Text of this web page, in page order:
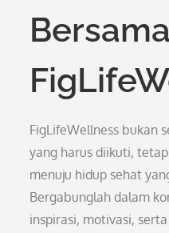
Bersama
FigLifeWellness bukan
yang harus diikuti,
menuju hidup sehat
Bergabunglah dalam
inspirasi, motivasi,